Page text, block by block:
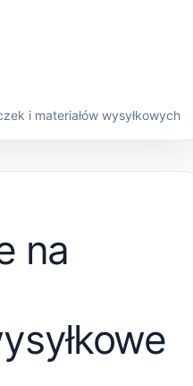
i materiałów wysyłkowych
na